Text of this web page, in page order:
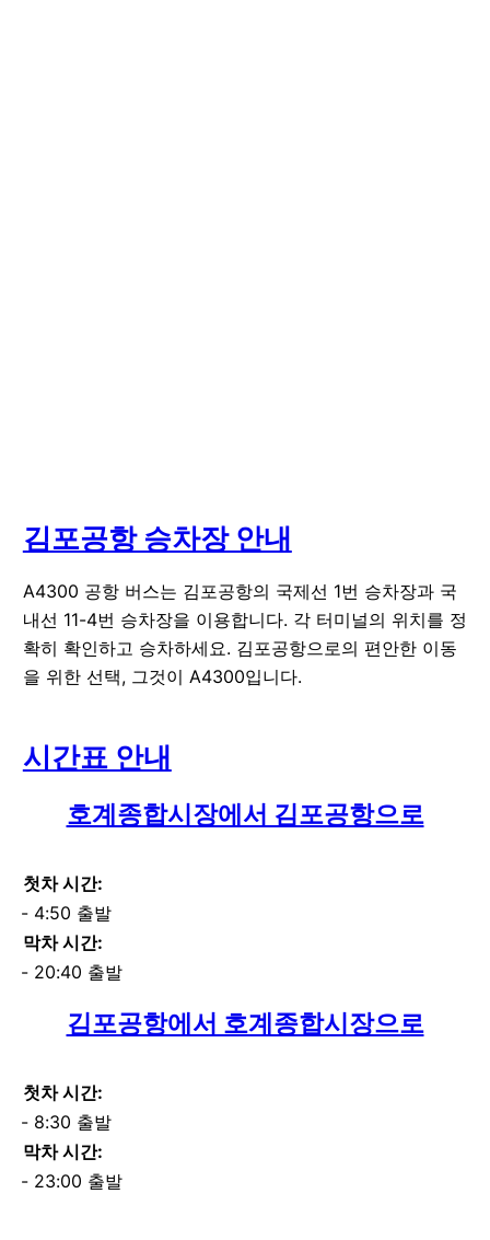
김포공항 승차장 안내
A4300 공항 버스는 김포공항의 국제선 1번 승차장과 국
내선 11-4번 승차장을 이용합니다. 각 터미널의 위치를 정
확히 확인하고 승차하세요. 김포공항으로의 편안한 이동
을 위한 선택, 그것이 A4300입니다.
시간표 안내
호계종합시장에서 김포공항으로
첫차 시간:
4:50 출발
막차 시간:
20:40 출발
김포공항에서 호계종합시장으로
첫차 시간:
8:30 출발
막차 시간:
23:00 출발